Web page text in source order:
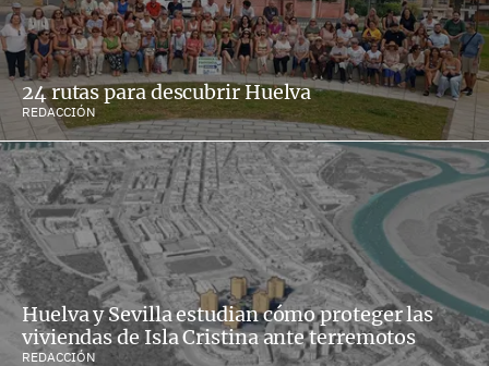
24 rutas para descubrir Huelva
REDACCIÓN
Huelva y Sevilla estudian cómo proteger las
viviendas de Isla Cristina ante terremotos
REDACCIÓN